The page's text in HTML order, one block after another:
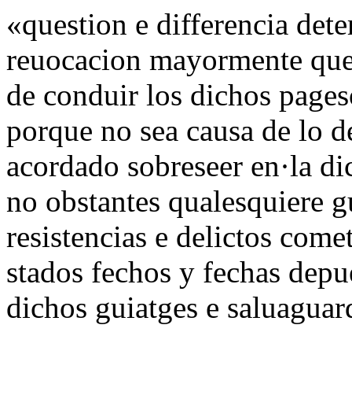
«question e differencia
reuocacion mayormente
de conduir los dichos
porque no sea causa de lo
acordado sobreseer en·la
no obstantes qualesquiere
resistencias e delictos
stados fechos y fechas
dichos guiatges e